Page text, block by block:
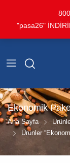
"pasa26"
Ekonomik
Ana Sayfa
Ürünler